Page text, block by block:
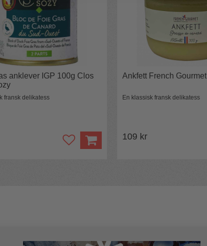
anklever IGP 100g Clos
fransk delikatess
Ankfett French Gourmet
En klassisk fransk delikatess
109 kr